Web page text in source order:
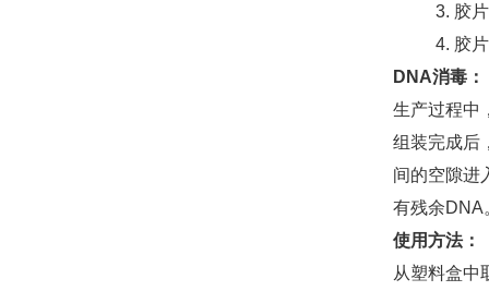
胶
胶
DNA消毒：
生产过程中
组装完成后
间的空隙进
有残余DNA
使用方法：
从塑料盒中